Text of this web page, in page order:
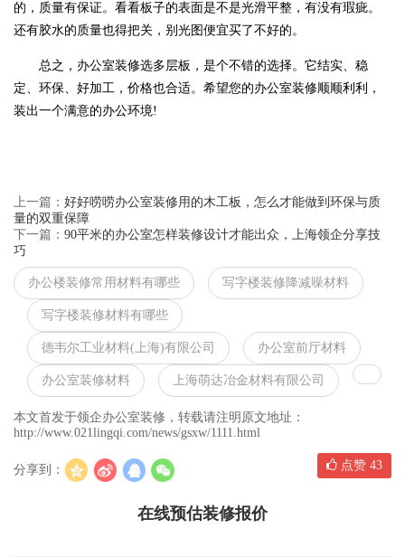
的，质量有保证。看看板子的表面是不是光滑平整，有没有瑕疵。
还有胶水的质量也得把关，别光图便宜买了不好的。
总之， 办公室装修选多层板，是个不错的选择。它结实、稳
定、环保、好加工，价格也合适。希望您的办公室装修顺顺利利，
装出一个满意的办公环境!
上一篇： 好好唠唠办公室装修用的木工板，怎么才能做到环保与质
量的双重保障
下一篇： 90平米的办公室怎样装修设计才能出众，上海领企分享技
巧
办公楼装修常用材料有哪些 写字楼装修降减噪材料
写字楼装修材料有哪些
德韦尔工业材料(上海)有限公司 办公室前厅材料
办公室装修材料 上海萌达冶金材料有限公司
本文首发于领企办公室装修，转载请注明原文地址：
http://www.021lingqi.com/news/gsxw/1111.html
分享到： 点赞 43
在线预估装修报价